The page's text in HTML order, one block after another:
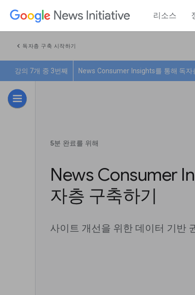
리소스
chevron_left 독자층 구축 시작하기
강의 7개 중 3번째 News Consumer Insights를 통해 독자
5분 완료를 위해
News Consumer
자층 구축하기
사이트 개선을 위한 데이터 기반